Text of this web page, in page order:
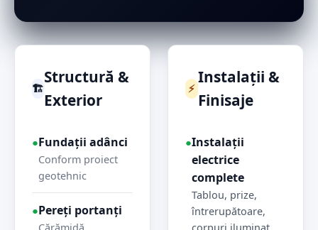
🏗
Structură &
Exterior
●Fundații adânci
Conform proiect
geotehnic
●Pereți portanți
⚡
Instalații &
Finisaje
●Instalații
electrice
complete
Tablou, prize,
întrerupătoare,